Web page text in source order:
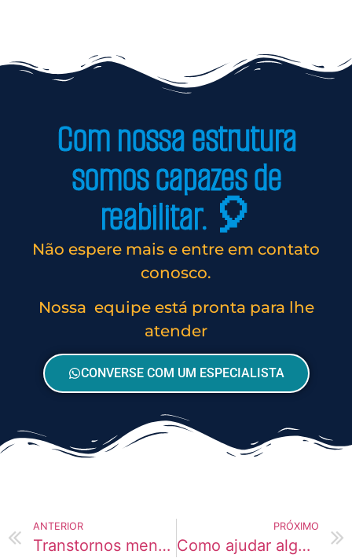
Com nossa estrutura
somos capazes de
reabilitar. 🎈
Não espere mais e entre em contato
conosco.
Nossa equipe está pronta para lhe
atender
CONVERSE COM UM ESPECIALISTA
ANTERIOR
Transtornos mentais não tratados e recaídas
PRÓXIMO
Como ajudar alguém que perdeu completamente a motivação